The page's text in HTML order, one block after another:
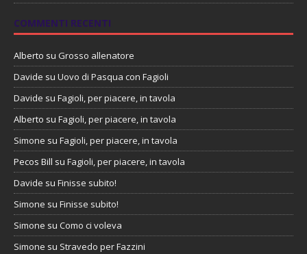
COMMENTI RECENTI
Alberto su Grosso allenatore
Davide su Uovo di Pasqua con Fagioli
Davide su Fagioli, per piacere, in tavola
Alberto su Fagioli, per piacere, in tavola
Simone su Fagioli, per piacere, in tavola
Pecos Bill su Fagioli, per piacere, in tavola
Davide su Finisse subito!
Simone su Finisse subito!
Simone su Como ci voleva
Simone su Stravedo per Fazzini